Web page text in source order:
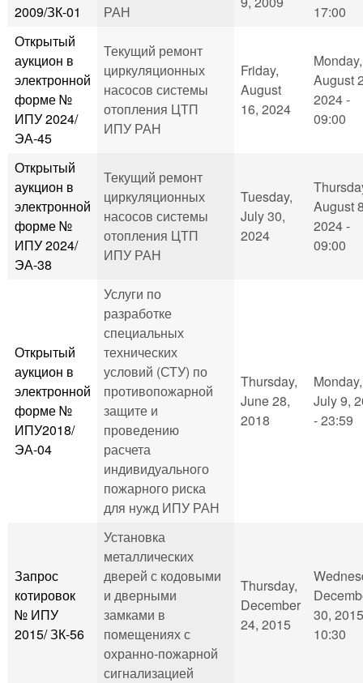
2009/ЗК-01
РАН
17:00
Открытый
аукцион в
электронной
форме №
ИПУ 2024/
ЭА-45
Текущий ремонт
циркуляционных
насосов системы
отопления ЦТП
ИПУ РАН
Friday,
August
16, 2024
Monday,
August
2024 -
09:00
Открытый
аукцион в
электронной
форме №
ИПУ 2024/
ЭА-38
Текущий ремонт
циркуляционных
насосов системы
отопления ЦТП
ИПУ РАН
Tuesday,
July 30,
2024
August
2024 -
09:00
Открытый
аукцион в
электронной
форме №
ИПУ2018/
ЭА-04
Услуги по
разработке
специальных
технических
условий (СТУ) по
противопожарной
защите и
проведению
расчета
индивидуального
пожарного риска
для нужд ИПУ РАН
Thursday,
June 28,
2018
Monday,
July 9,
- 23:59
Запрос
котировок
№ ИПУ
2015/ ЗК-56
Установка
металлических
дверей с кодовыми
и дверными
замками в
помещениях с
охранно-пожарной
сигнализацией
Thursday,
December
24, 2015
30,
10:30